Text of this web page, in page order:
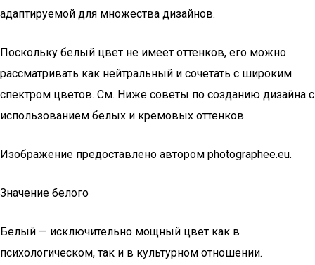
адаптируемой для множества дизайнов.
Поскольку белый цвет не имеет оттенков, его можно
рассматривать как нейтральный и сочетать с широким
спектром цветов. См. Ниже советы по созданию дизайна с
использованием белых и кремовых оттенков.
Изображение предоставлено автором photographee.eu.
Значение белого
Белый — исключительно мощный цвет как в
психологическом, так и в культурном отношении.